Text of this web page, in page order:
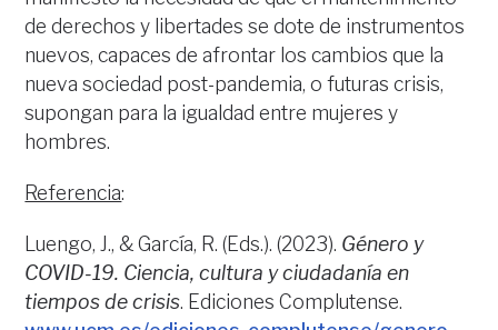
de derechos y libertades se dote de instrumentos
nuevos, capaces de afrontar los cambios que la
nueva sociedad post-pandemia, o futuras crisis,
supongan para la igualdad entre mujeres y
hombres.
Referencia:
Luengo, J., & García, R. (Eds.). (2023). Género y
COVID-19. Ciencia, cultura y ciudadanía en
tiempos de crisis. Ediciones Complutense.